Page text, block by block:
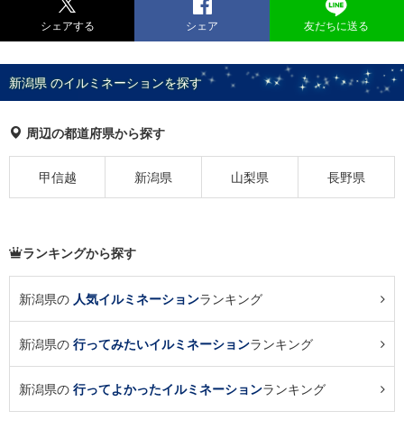
シェアする シェア 友だちに送る
新潟県 のイルミネーションを探す
周辺の都道府県から探す
甲信越 新潟県 山梨県 長野県
ランキングから探す
新潟県の 人気イルミネーションランキング
新潟県の 行ってみたいイルミネーションランキング
新潟県の 行ってよかったイルミネーションランキング